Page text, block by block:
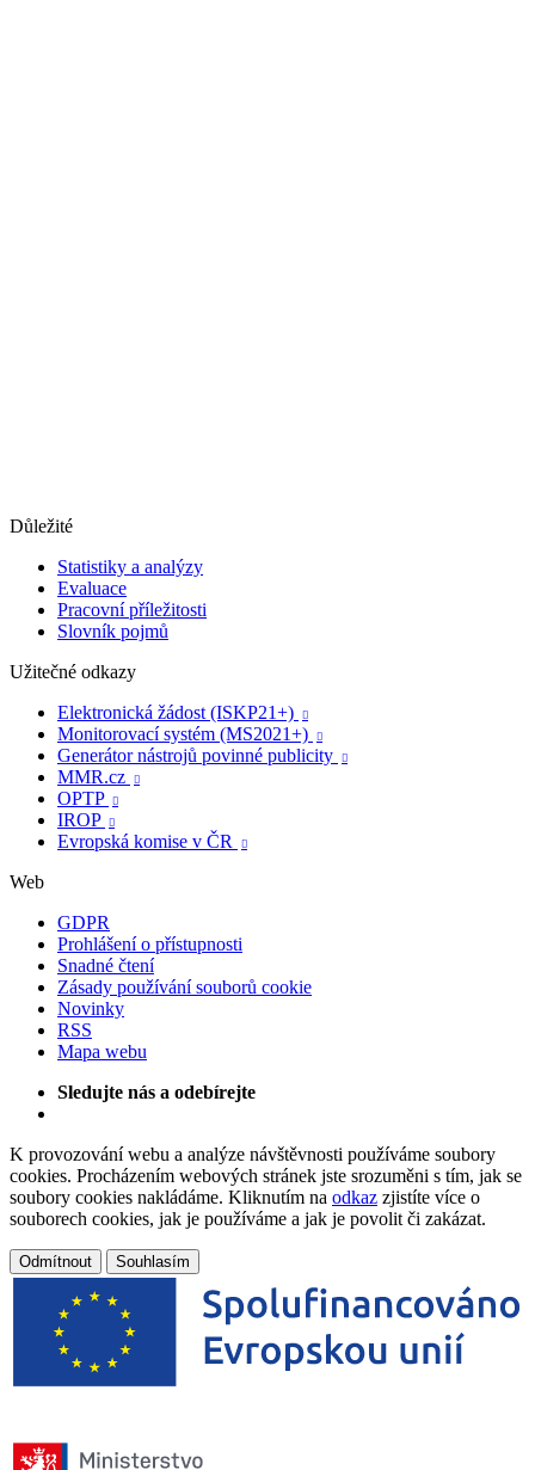
Důležité
Statistiky a analýzy
Evaluace
Pracovní příležitosti
Slovník pojmů
Užitečné odkazy
Elektronická žádost (ISKP21+)

Monitorovací systém (MS2021+) 
Generátor nástrojů povinné publicity 
MMR.cz 
OPTP 
IROP 
Evropská komise v ČR 
Web
GDPR
Prohlášení o přístupnosti
Snadné čtení
Zásady používání souborů cookie
Novinky
RSS
Mapa webu
Sledujte nás a odebírejte
K provozování webu a analýze návštěvnosti používáme soubory
cookies. Procházením webových stránek jste srozuměni s tím, jak se
soubory cookies nakládáme. Kliknutím na odkaz zjistíte více o
souborech cookies, jak je používáme a jak je povolit či zakázat.
Odmítnout Souhlasím